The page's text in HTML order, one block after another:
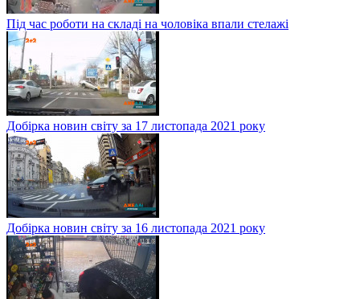
Під час роботи на складі на чоловіка впали стелажі
Добірка новин світу за 17 листопада 2021 року
Добірка новин світу за 16 листопада 2021 року